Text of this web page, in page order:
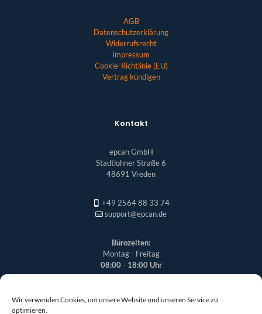
Wir verwenden Cookies, um unsere Website und unseren Service zu
optimieren.
AGB
Datenschutzerklärung
Widerrufsrecht
Impressum
Cookie-Richtlinie (EU)
Vertrag kündigen
Kontakt
epcan GmbH
Stadtlohner Straße 6
48691 Vreden
+49 2564 88 33 74
support@epcan.de
Bürozeiten:
Montag - Freitag
08:00- 18:00 Uhr